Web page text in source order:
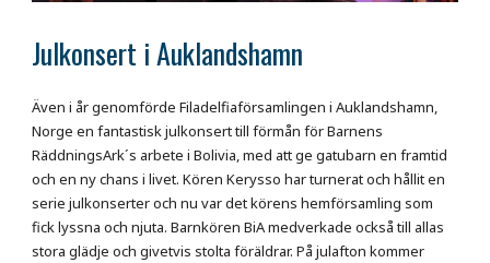
Julkonsert i Auklandshamn
Även i år genomförde Filadelfiaförsamlingen i Auklandshamn,
Norge en fantastisk julkonsert till förmån för Barnens
RäddningsArk´s arbete i Bolivia, med att ge gatubarn en framtid
och en ny chans i livet. Kören Kerysso har turnerat och hållit en
serie julkonserter och nu var det körens hemförsamling som
fick lyssna och njuta. Barnkören BiA medverkade också till allas
stora glädje och givetvis stolta föräldrar. På julafton kommer